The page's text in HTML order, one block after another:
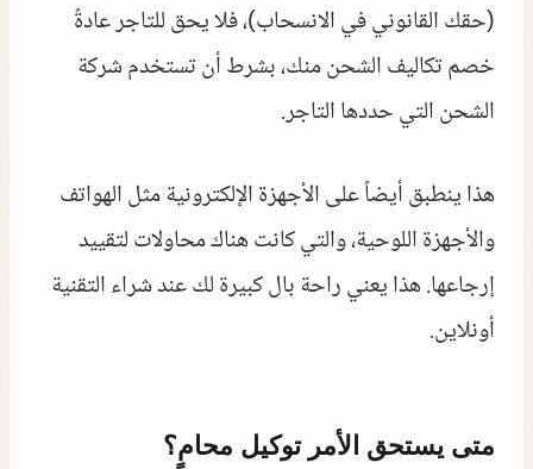
(حقك القانوني في الانسحاب)، فلا يحق للتاجر عادةً
خصم تكاليف الشحن منك، بشرط أن تستخدم شركة
الشحن التي حددها التاجر.
هذا ينطبق أيضاً على الأجهزة الإلكترونية مثل الهواتف
والأجهزة اللوحية، والتي كانت هناك محاولات لتقييد
إرجاعها. هذا يعني راحة بال كبيرة لك عند شراء التقنية
أونلاين.
متى يستحق الأمر توكيل محامٍ؟